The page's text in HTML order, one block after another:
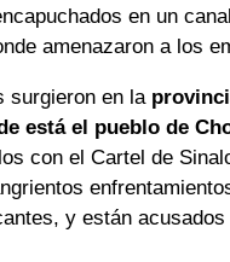
en un
amenazaron a los
surgieron en la
está el pueblo de
con el Cartel de
y están